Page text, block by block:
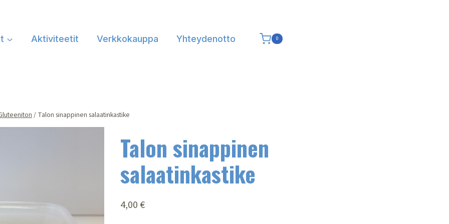
Aktiviteetit Verkkokauppa Yhteydenotto 0
/ Talon sinappinen salaatinkastike
Talon sinappinen
salaatinkastike
4,00€